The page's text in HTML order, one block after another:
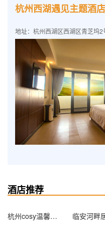
杭州西湖遇见主题酒
地址：杭州西湖区西湖区青芝坞2
酒店推荐
杭州cosy温馨公寓 临安河畔